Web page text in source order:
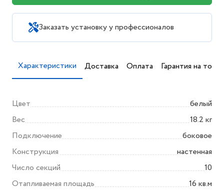
Заказать установку у профессионалов
Характеристики Доставка Оплата Гарантия на товар
Цвет
белый
Вес
18.2 кг
Подключение
боковое
Конструкция
настенная
Число секций
10
Отапливаемая площадь
16 кв.м